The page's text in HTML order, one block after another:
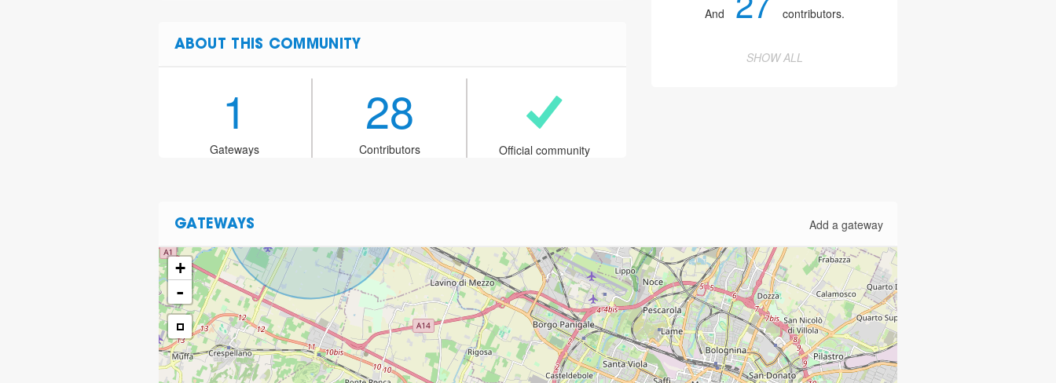
ABOUT THIS COMMUNITY
1
Gateways
28
Contributors Official community
And contributors.
SHOW ALL
GATEWAYS Add a gateway
+
-